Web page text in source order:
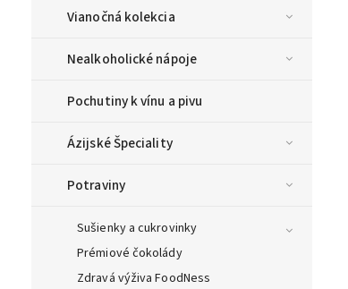
Vianočná kolekcia
Nealkoholické nápoje
Pochutiny k vínu a pivu
Ázijské Špeciality
Potraviny
Sušienky a cukrovinky
Prémiové čokolády
Zdravá výživa FoodNess